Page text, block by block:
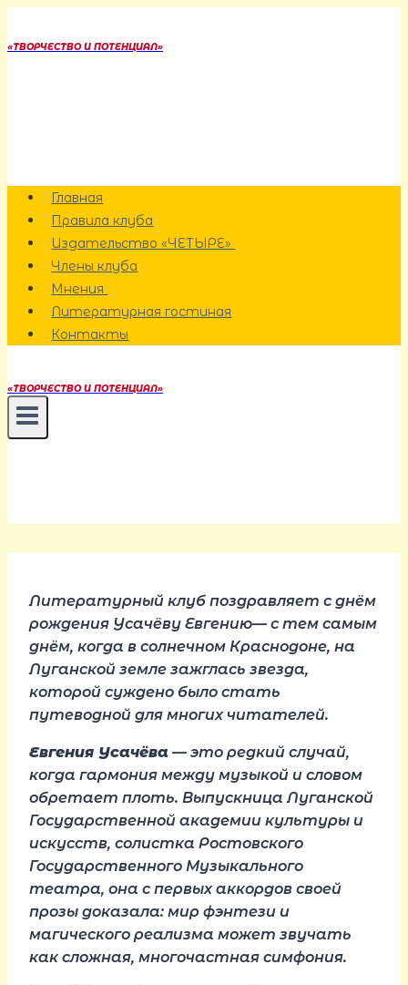
к
«ТВОРЧЕСТВО И ПОТЕНЦИАЛ»
Главная
Правила клуба
Издательство «ЧЕТЫРЕ»
Члены клуба
Мнения
Литературная гостиная
Контакты
«ТВОРЧЕСТВО И ПОТЕНЦИАЛ»
Литературный клуб поздравляет с днём
рождения Усачёву Евгению— с тем самым
днём, когда в солнечном Краснодоне, на
Луганской земле зажглась звезда,
которой суждено было стать
путеводной для многих читателей.
Евгения Усачёва — это редкий случай,
когда гармония между музыкой и словом
обретает плоть. Выпускница Луганской
Государственной академии культуры и
искусств, солистка Ростовского
Государственного Музыкального
театра, она с первых аккордов своей
прозы доказала: мир фэнтези и
магического реализма может звучать
как сложная, многочастная симфония.